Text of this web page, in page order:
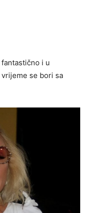
i u
se bori sa